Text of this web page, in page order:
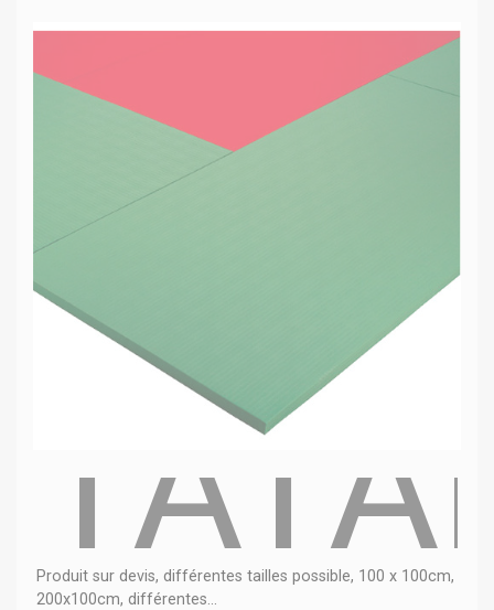
Produit sur devis, différentes tailles possible, 100 x 100cm,
200x100cm, différentes...